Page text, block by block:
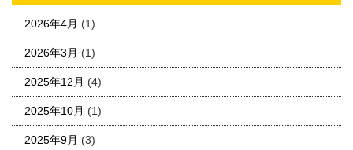
2026年4月 (1)
2026年3月 (1)
2025年12月 (4)
2025年10月 (1)
2025年9月 (3)